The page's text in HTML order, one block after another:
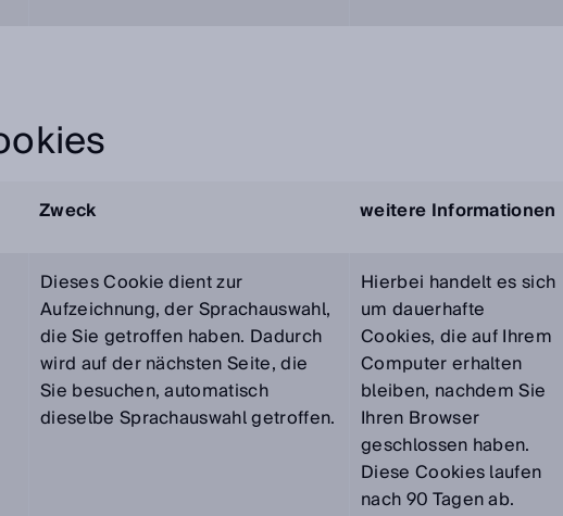
Zweck weitere Informationen
Dieses Cookie dient zur
Aufzeichnung, der Sprachauswahl,
die Sie getroffen haben. Dadurch
wird auf der nächsten Seite, die
Sie besuchen, automatisch
dieselbe Sprachauswahl getroffen.
Hierbei handelt es sich
um dauerhafte
Cookies, die auf Ihrem
Computer erhalten
bleiben, nachdem Sie
Ihren Browser
geschlossen haben.
Diese Cookies laufen
nach 90 Tagen ab.